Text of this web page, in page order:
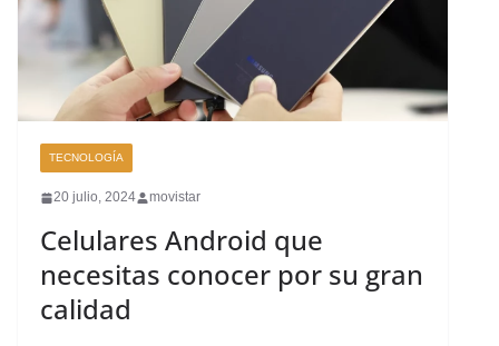
TECNOLOGÍA
20 julio, 2024 movistar
Celulares Android que
necesitas conocer por su gran
calidad